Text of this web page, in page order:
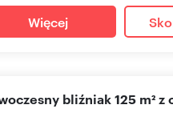
Więcej
bliźniak 125 m²